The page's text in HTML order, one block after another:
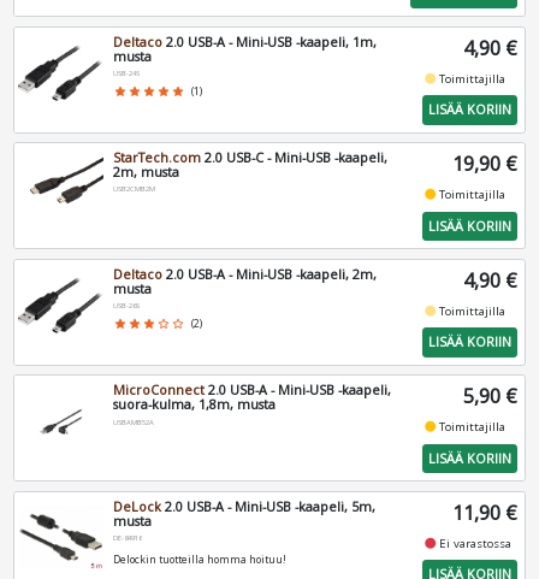
Deltaco 2.0 USB-A - Mini-USB -kaapeli, 1m,
musta
USB-24S
star star star star star (1)
4,90 €
fiber_manual_recordToimittajilla
LISÄÄ KORIIN
StarTech.com 2.0 USB-C - Mini-USB -kaapeli,
2m, musta
USB2CMB2M
19,90 €
fiber_manual_recordToimittajilla
LISÄÄ KORIIN
Deltaco 2.0 USB-A - Mini-USB -kaapeli, 2m,
musta
USB-26S
star star star star_border star_border (2)
4,90 €
fiber_manual_recordToimittajilla
LISÄÄ KORIIN
MicroConnect 2.0 USB-A - Mini-USB -kaapeli,
suora-kulma, 1,8m, musta
USBAMB52A
5,90 €
fiber_manual_recordToimittajilla
LISÄÄ KORIIN
DeLock2.0 USB-A - Mini-USB -kaapeli, 5m,
musta
DE-84916
Delockin tuotteilla homma hoituu!
11,90 €
fiber_manual_record Ei varastossa
LISÄÄ KORIIN